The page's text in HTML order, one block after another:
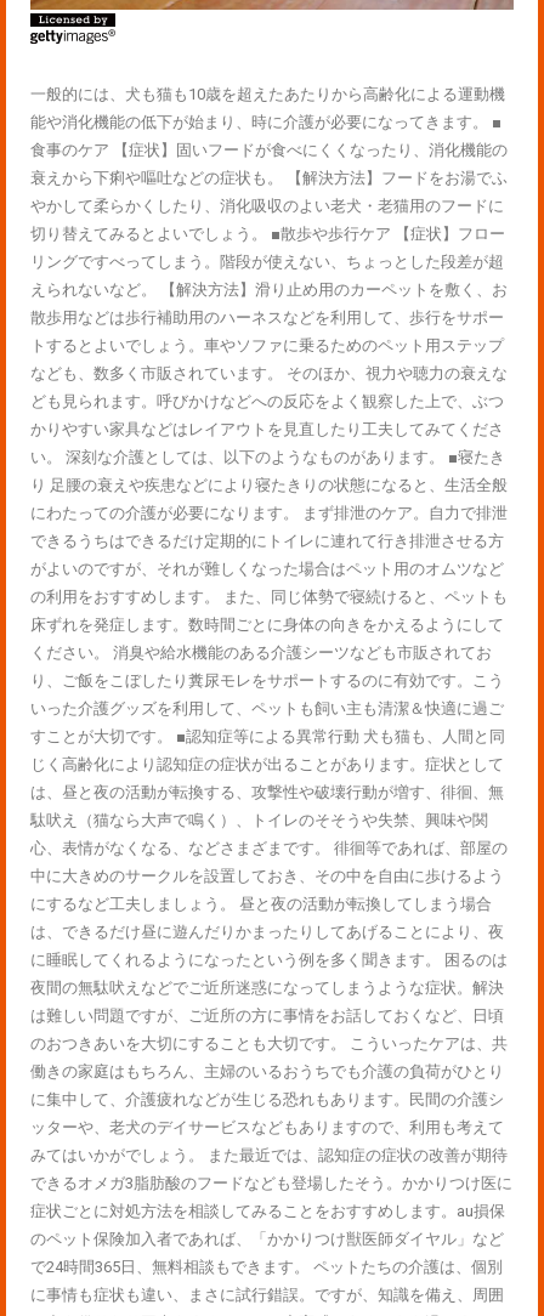
一般的には、犬も猫も10歳を超えたあたりから高齢化による運動機
能や消化機能の低下が始まり、時に介護が必要になってきます。 ■
食事のケア 【症状】固いフードが食べにくくなったり、消化機能の
衰えから下痢や嘔吐などの症状も。 【解決方法】フードをお湯でふ
やかして柔らかくしたり、消化吸収のよい老犬・老猫用のフードに
切り替えてみるとよいでしょう。 ■散歩や歩行ケア 【症状】フロー
リングですべってしまう。階段が使えない、ちょっとした段差が超
えられないなど。 【解決方法】滑り止め用のカーペットを敷く、お
散歩用などは歩行補助用のハーネスなどを利用して、歩行をサポー
トするとよいでしょう。車やソファに乗るためのペット用ステップ
なども、数多く市販されています。 そのほか、視力や聴力の衰えな
ども見られます。呼びかけなどへの反応をよく観察した上で、ぶつ
かりやすい家具などはレイアウトを見直したり工夫してみてくださ
い。 深刻な介護としては、以下のようなものがあります。 ■寝たき
り 足腰の衰えや疾患などにより寝たきりの状態になると、生活全般
にわたっての介護が必要になります。 まず排泄のケア。自力で排泄
できるうちはできるだけ定期的にトイレに連れて行き排泄させる方
がよいのですが、それが難しくなった場合はペット用のオムツなど
の利用をおすすめします。 また、同じ体勢で寝続けると、ペットも
床ずれを発症します。数時間ごとに身体の向きをかえるようにして
ください。 消臭や給水機能のある介護シーツなども市販されてお
り、ご飯をこぼしたり糞尿モレをサポートするのに有効です。こう
いった介護グッズを利用して、ペットも飼い主も清潔＆快適に過ご
すことが大切です。 ■認知症等による異常行動 犬も猫も、人間と同
じく高齢化により認知症の症状が出ることがあります。症状として
は、昼と夜の活動が転換する、攻撃性や破壊行動が増す、徘徊、無
駄吠え（猫なら大声で鳴く）、トイレのそそうや失禁、興味や関
心、表情がなくなる、などさまざまです。 徘徊等であれば、部屋の
中に大きめのサークルを設置しておき、その中を自由に歩けるよう
にするなど工夫しましょう。 昼と夜の活動が転換してしまう場合
は、できるだけ昼に遊んだりかまったりしてあげることにより、夜
に睡眠してくれるようになったという例を多く聞きます。 困るのは
夜間の無駄吠えなどでご近所迷惑になってしまうような症状。解決
は難しい問題ですが、ご近所の方に事情をお話しておくなど、日頃
のおつきあいを大切にすることも大切です。 こういったケアは、共
働きの家庭はもちろん、主婦のいるおうちでも介護の負荷がひとり
に集中して、介護疲れなどが生じる恐れもあります。民間の介護シ
ッターや、老犬のデイサービスなどもありますので、利用も考えて
みてはいかがでしょう。 また最近では、認知症の症状の改善が期待
できるオメガ3脂肪酸のフードなども登場したそう。かかりつけ医に
症状ごとに対処方法を相談してみることをおすすめします。au損保
のペット保険加入者であれば、「かかりつけ獣医師ダイヤル」など
で24時間365日、無料相談もできます。 ペットたちの介護は、個別
に事情も症状も違い、まさに試行錯誤。ですが、知識を備え、周囲